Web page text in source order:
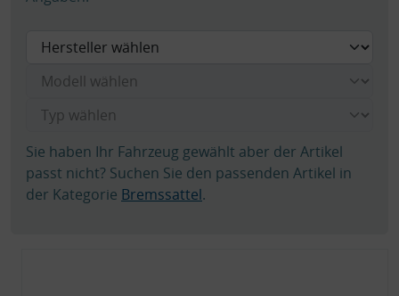
Sie haben Ihr Fahrzeug gewählt aber der Artikel
passt nicht? Suchen Sie den passenden Artikel in
der Kategorie Bremssattel.